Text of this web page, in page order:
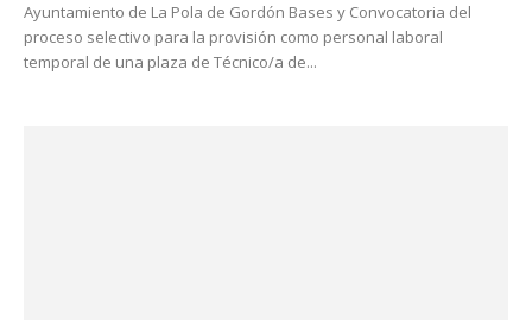
Ayuntamiento de La Pola de Gordón Bases y Convocatoria del
proceso selectivo para la provisión como personal laboral
temporal de una plaza de Técnico/a de...